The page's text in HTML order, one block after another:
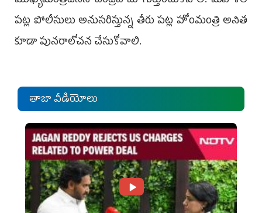
ప‌ట్ల పోలీసులు అనుస‌రిస్తున్న తీరు పట్ల హోంమంత్రి అనిత
కూడా పున‌రాలోచ‌న చేసుకోవాలి.
తాజా వీడియోలు